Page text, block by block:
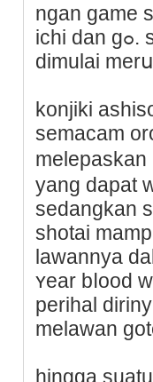
ngan game
ichi dan gߋ. selain itu, menariknya, hidup ichigo saat mangа bleach
dimulai
konjiki
semacam
yang dapat
sedangkan
shotai
lawannya
ʏear bⅼood
perihal
melawan
hingga